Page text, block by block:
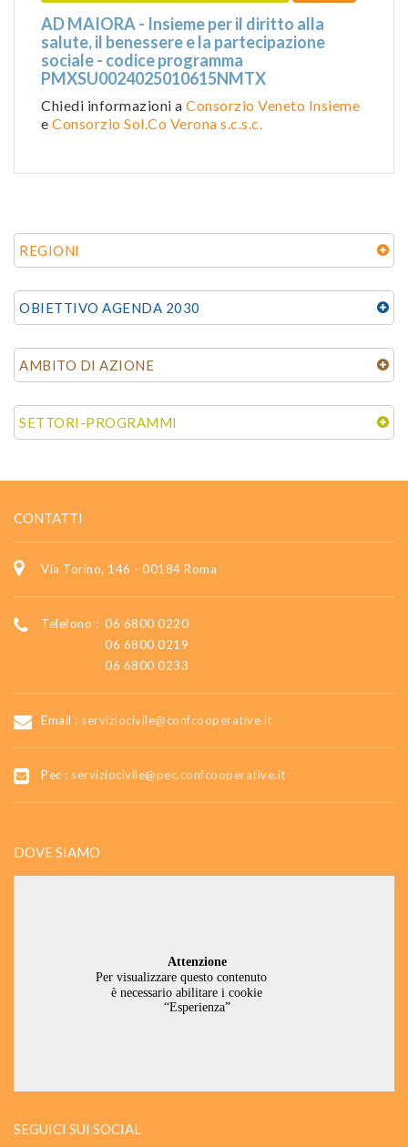
AD MAIORA - Insieme per il diritto alla
salute, il benessere e la partecipazione
sociale - codice programma
PMXSU0024025010615NMTX
Chiedi informazioni a Consorzio Veneto Insieme
e Consorzio Sol.Co Verona s.c.s.c.
REGIONI
OBIETTIVO AGENDA 2030
AMBITO DI AZIONE
SETTORI-PROGRAMMI
CONTATTI
Via Torino, 146 - 00184 Roma
Telefono : 06 6800 0220
06 6800 0219
06 6800 0233
Email : serviziocivile@confcooperative.it
Pec : serviziocivile@pec.confcooperative.it
DOVE SIAMO
SEGUICI SUI SOCIAL